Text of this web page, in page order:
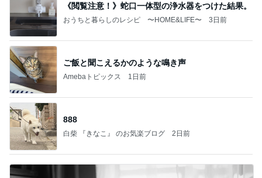
《閲覧注意！》蛇口一体型の浄水器をつけた結果。
おうちと暮らしのレシピ 〜HOME&LIFE〜 3日前
ご飯と聞こえるかのような鳴き声
Amebaトピックス 1日前
888
白柴 『きなこ』 のお気楽ブログ 2日前